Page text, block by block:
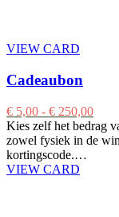
VIEW CARD
Cadeaubon
€ 5,00 - € 250,00
Kies zelf het bedrag
zowel fysiek in de
kortingscode.…
VIEW CARD